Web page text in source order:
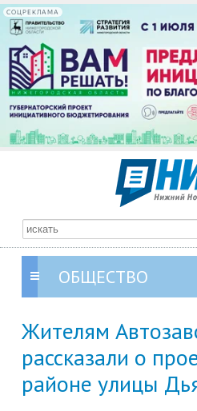
СОЦРЕКЛАМА
ОБЩЕСТВО
Жителям
рассказали о
районе улицы